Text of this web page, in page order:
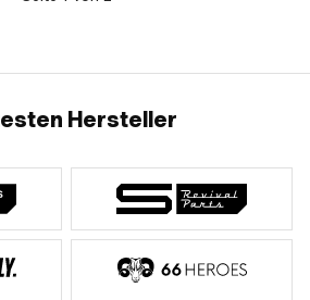
Hersteller